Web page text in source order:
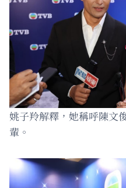
姚子羚解釋，她稱呼陳文
輩。